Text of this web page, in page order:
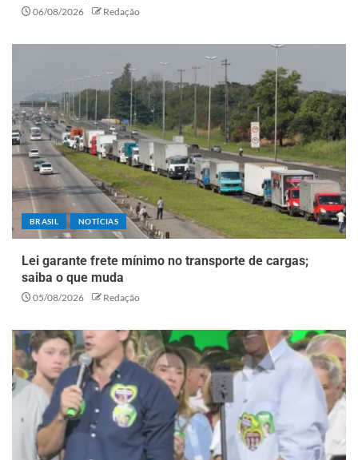
06/08/2026 Redação
BRASIL NOTÍCIAS
Lei garante frete mínimo no transporte de cargas;
saiba o que muda
05/08/2026 Redação